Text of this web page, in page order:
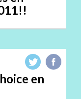
en